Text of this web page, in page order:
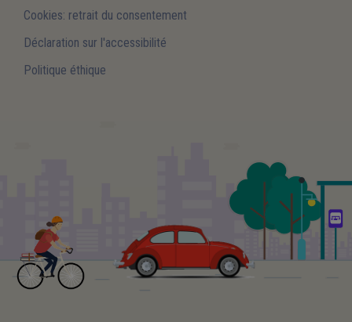
Cookies: retrait du consentement
Déclaration sur l'accessibilité
Politique éthique